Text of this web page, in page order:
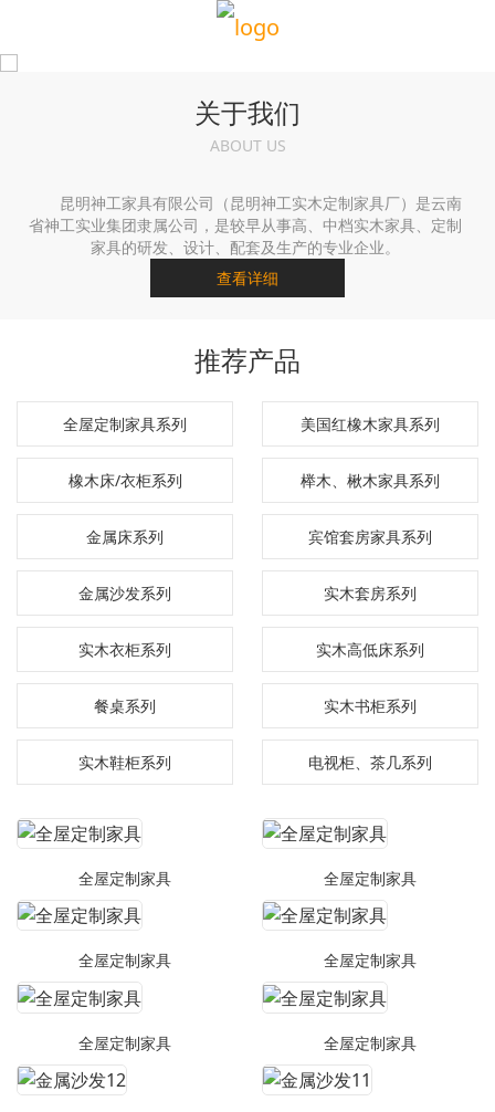
关于我们
ABOUT US
昆明神工家具有限公司（昆明神工实木定制家具厂）是云南
省神工实业集团隶属公司，是较早从事高、中档实木家具、定制
家具的研发、设计、配套及生产的专业企业。
查看详细
推荐产品
全屋定制家具系列 美国红橡木家具系列
橡木床/衣柜系列 榉木、楸木家具系列
金属床系列 宾馆套房家具系列
金属沙发系列 实木套房系列
实木衣柜系列 实木高低床系列
餐桌系列 实木书柜系列
实木鞋柜系列 电视柜、茶几系列
全屋定制家具 全屋定制家具
全屋定制家具 全屋定制家具
全屋定制家具 全屋定制家具